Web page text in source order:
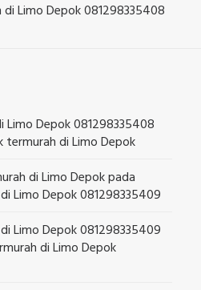
di Limo Depok 081298335408
Depok 081298335408
termurah di Limo Depok
di Limo Depokpada
Limo Depok 081298335409
Limo Depok 081298335409
di Limo Depok